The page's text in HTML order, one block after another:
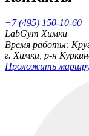
+7 (495) 150-10-60
LabGym Химки
Время работы:
г. Химки, р-н
Проложить